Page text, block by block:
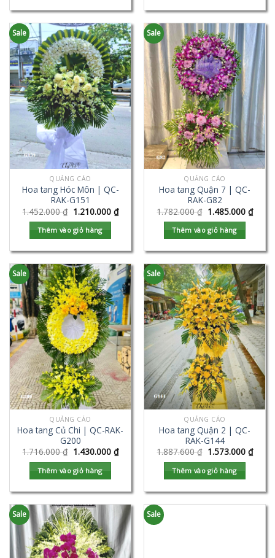
Sale
QUẢNG CÁO
Hoa tang Hóc Môn | QC-
RAK-G151
1.452.000₫ 1.210.000 ₫
Thêm vào giỏ hàng
Sale
QUẢNG CÁO
Hoa tang Quận 7 | QC-
RAK-G82
1.782.000₫ 1.485.000 ₫
Thêm vào giỏ hàng
Sale
QUẢNG CÁO
Hoa tang Củ Chi | QC-RAK-
G200
1.716.000₫ 1.430.000 ₫
Thêm vào giỏ hàng
Sale
QUẢNG CÁO
Hoa tang Quận 2 | QC-
RAK-G144
1.887.600₫ 1.573.000 ₫
Thêm vào giỏ hàng
Sale Sale